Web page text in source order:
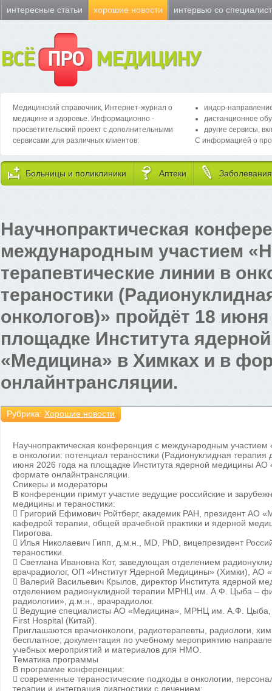
интересные статьи хорошие новости интервью со
ВСЁ ПРО МЕДИЦИНУ
Медицинский справочник, Интернет-журнал о
медицине и здоровье. Информационно -
просветительский проект с дополнительными
сервисами для различных клиентов:
индор-
дистанционное
другие сервисы,
С информацией о
Больницы и поликлиники Аптеки Заболевания
Научнопрактическая
международным участием
терапевтические линии в
тераностики
онкологов)» пройдёт 18
площадке Института
«Медицина» в Химках и в
онлайнтрансляции.
Рубрика: Хорошие новости
Научнопрактическая конференция с международным участием
в онкологии: потенциал тераностики (Радионуклидная терапия
июня 2026 года на площадке Института ядерной медицины
формате онлайнтрансляции.
Спикеры и модераторы
В конференции примут участие ведущие российские и
медицины и тераностики:
 Григорий Ефимович Ройтберг, академик РАН, президент АО
кафедрой терапии, общей врачебной практики и ядерной
Пирогова.
 Илья Николаевич Гипп, д.м.н., MD, PhD, вицепрезидент
тераностики.
 Светлана Ивановна Кот, заведующая отделением
врачрадиолог, ОП «Институт Ядерной Медицины» (Химки), АО
 Валерий Васильевич Крылов, директор Института ядерной
отделением радионуклидной терапии МРНЦ им. А.Ф. Цыба –
радиологии», д.м.н., врачрадиолог.
 Ведущие специалисты АО «Медицина», МРНЦ им. А.Ф. Цыба,
First Hospital (Китай).
Приглашаются врачионкологи, радиотерапевты, радиологи,
бесплатное; документация по учебному мероприятию
учебных мероприятий и материалов для НМО.
Тематика программы
В программе конференции:
 современные тераностические подходы в онкологии,
терапии и интеграция диагностики с лечением;